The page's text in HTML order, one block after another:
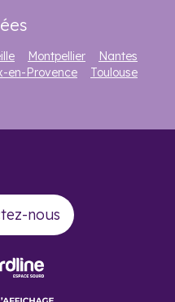
Montpellier
Nantes
en-Provence Toulouse
nous